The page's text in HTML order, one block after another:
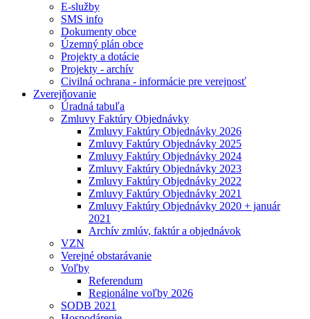
E-služby
SMS info
Dokumenty obce
Územný plán obce
Projekty a dotácie
Projekty - archív
Civilná ochrana - informácie pre verejnosť
Zverejňovanie
Úradná tabuľa
Zmluvy Faktúry Objednávky
Zmluvy Faktúry Objednávky 2026
Zmluvy Faktúry Objednávky 2025
Zmluvy Faktúry Objednávky 2024
Zmluvy Faktúry Objednávky 2023
Zmluvy Faktúry Objednávky 2022
Zmluvy Faktúry Objednávky 2021
Zmluvy Faktúry Objednávky 2020 + január
2021
Archív zmlúv, faktúr a objednávok
VZN
Verejné obstarávanie
Voľby
Referendum
Regionálne voľby 2026
SODB 2021